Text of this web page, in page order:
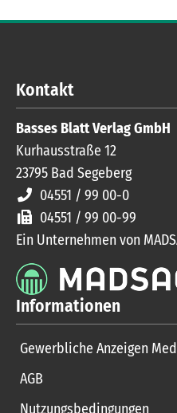
Kontakt
Basses Blatt Verlag GmbH
Kurhausstraße 12
23795 Bad Segeberg
04551 / 99 00-0
04551 / 99 00-99
Ein Unternehmen von
Informationen
Gewerbliche Anzeigen
AGB
Nutzungsbedingungen